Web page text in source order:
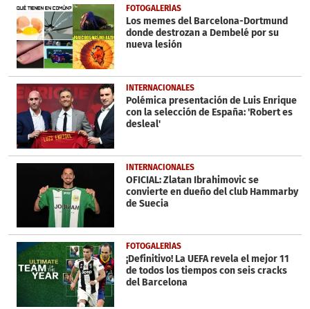
FOTOGALERÍAS
Los memes del Barcelona-Dortmund
donde destrozan a Dembelé por su
nueva lesión
INTERNACIONALES
Polémica presentación de Luis Enrique
con la selección de España: 'Robert es
desleal'
INTERNACIONALES
OFICIAL: Zlatan Ibrahimovic se
convierte en dueño del club Hammarby
de Suecia
FOTOGALERÍAS
¡Definitivo! La UEFA revela el mejor 11
de todos los tiempos con seis cracks
del Barcelona